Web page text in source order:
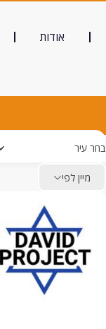
אודות
בחר עיר
מיין לפי